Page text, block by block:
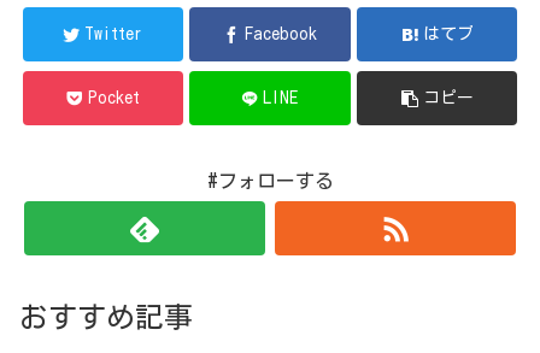
Twitter Facebook はてブ
Pocket LINE コピー
#フォローする
おすすめ記事